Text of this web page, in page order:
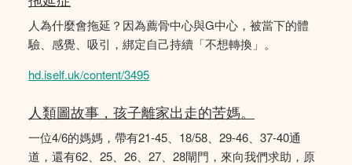
人為什麼會拖延？因為薦骨中心與G中心，被當下的體
驗、感覺、吸引，綁定自己持續「不想轉換」。
hd.iself.uk/content/3495
人類圖故事，孩子離家出走的苦媽。
一位4/6的媽媽，帶有21-45、18/58、29-46、37-40通
道，還有62、25、26、27、28閘門，來向我們求助，原